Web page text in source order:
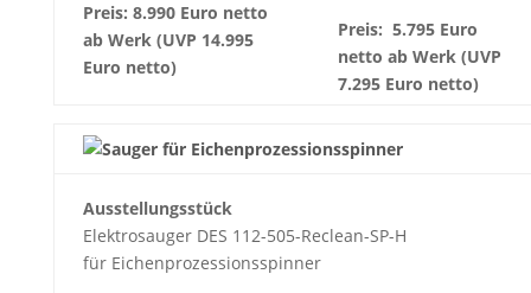
Preis: 8.990 Euro netto
ab Werk (UVP 14.995
Euro netto)
Preis: 5.795 Euro
netto ab Werk (UVP
7.295 Euro netto)
Ausstellungsstück
Elektrosauger DES 112-505-Reclean-SP-H
für Eichenprozessionsspinner